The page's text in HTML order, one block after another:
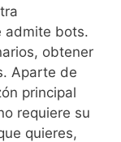
admite bots.
obtener
Aparte de
principal
requiere su
quieres,